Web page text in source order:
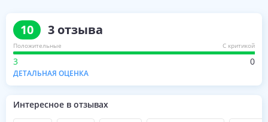
10 3 отзыва
Положительные С критикой
3 0
ДЕТАЛЬНАЯ ОЦЕНКА
Интересное в отзывах